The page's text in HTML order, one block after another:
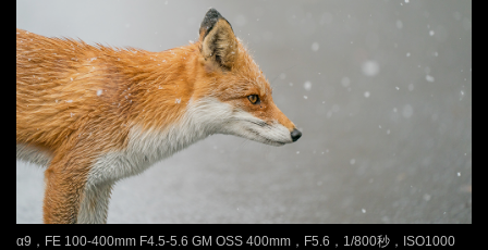
α9，FE 100-400mm F4.5-5.6 GM OSS 400mm，F5.6，1/800秒，ISO1000